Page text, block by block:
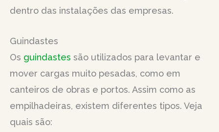
dentro das instalações das empresas.
Guindastes
Os guindastes são utilizados para levantar e
mover cargas muito pesadas, como em
canteiros de obras e portos. Assim como as
empilhadeiras, existem diferentes tipos. Veja
quais são: